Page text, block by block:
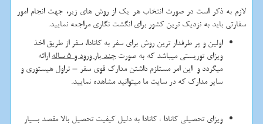
لازم به ذکر است در صورت انتخاب هر یک از روش های زیر، جهت انجام امور
سفارتی باید به نزدیک ترین کشور برای انگشت نگاری مراجعه نمایید.
اولین و پر طرفدار ترین روش برای سفر به کانادا، سفر از طریق اخذ
ویزای توریستی میباشد که به صورت چند بار ورود و 5 ساله
ارائه
میگردد و این امر مستلزم داشتن مدارک قوی سفر – تراول هیستوری و
سایر مدارک که در سایت ما میتوانید مشاهده نمایید.
ویزای تحصیلی کانادا : کانادا به دلیل کیفیت تحصیل بالا مقصد بسیار